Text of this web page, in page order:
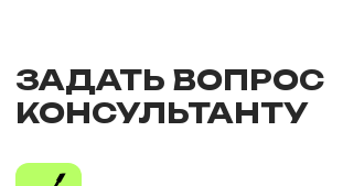
ЗАДАТЬ ВОПРОС
КОНСУЛЬТАНТУ